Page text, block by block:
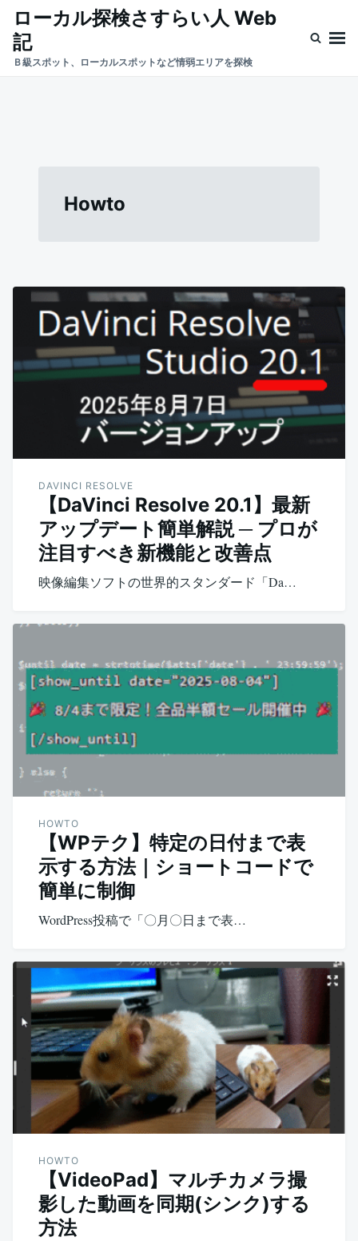
Skip
content
Search
for:
ローカル探検さすらい人 Web
記
Ｂ級スポット、ローカルスポットなど情弱エリアを探検
Howto
DAVINCI RESOLVE
【DaVinci Resolve 20.1】最新
アップデート簡単解説 ─ プロが
注目すべき新機能と改善点
映像編集ソフトの世界的スタンダード「Da…
HOWTO
【WPテク】特定の日付まで表
示する方法｜ショートコードで
簡単に制御
WordPress投稿で「〇月〇日まで表…
HOWTO
【VideoPad】マルチカメラ撮
影した動画を同期(シンク)する
方法